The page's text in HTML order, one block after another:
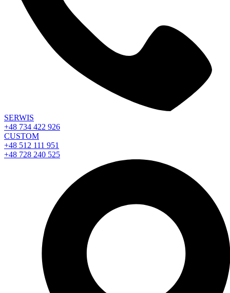
SERWIS
+48 734 422 926
CUSTOM
+48 512 111 951
+48 728 240 525